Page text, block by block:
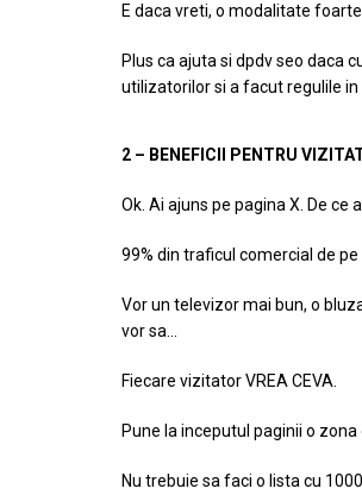
E daca vreti, o modalitate
Plus ca ajuta si dpdv seo daca
utilizatorilor si a facut regulile
2 – BENEFICII PENTRU
Ok. Ai ajuns pe pagina X. De
99% din traficul comercial de
Vor un televizor mai bun, o
vor sa…
Fiecare vizitator VREA CEVA.
Pune la inceputul paginii o zona
Nu trebuie sa faci o lista cu